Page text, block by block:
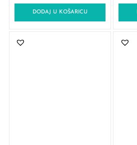
DODAJ U KOŠARICU